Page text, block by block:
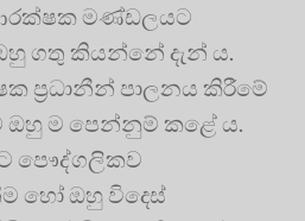
මණ්ඩලයට
ගතු කියන්නේ දැන් ය.
ප‍්‍රධානීන් පාලනය කිරීමේ
ඔහු ම පෙන්නුම් කළේ ය.
පෞද්ගලිකව
හෝ ඔහු විදෙස්